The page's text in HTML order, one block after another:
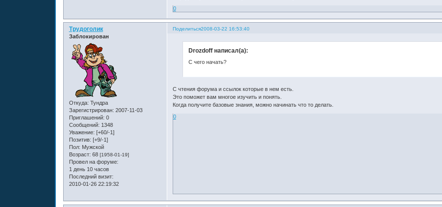
0
Поделиться2008-03-22 16:53:40
Трудоголик
Заблокирован
Откуда: Тундра
Зарегистрирован: 2007-11-03
Приглашений: 0
Сообщений: 1348
Уважение: [+60/-1]
Позитив: [+9/-1]
Пол: Мужской
Возраст: 68 [1958-01-19]
Провел на форуме:
1 день 10 часов
Последний визит:
2010-01-26 22:19:32
Drozdoff написал(а):
С чего начать?
С чтения форума и ссылок которые в нем есть.
Это поможет вам многое изучить и понять.
Когда получите базовые знания, можно начинать что то делать.
0